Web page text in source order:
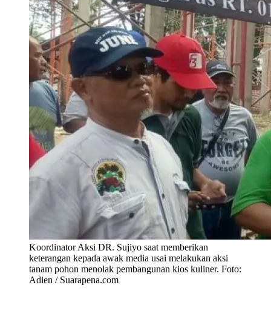
Koordinator Aksi DR. Sujiyo saat memberikan
keterangan kepada awak media usai melakukan aksi
tanam pohon menolak pembangunan kios kuliner. Foto:
Adien / Suarapena.com